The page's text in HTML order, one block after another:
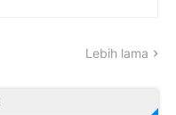
Lebih lama